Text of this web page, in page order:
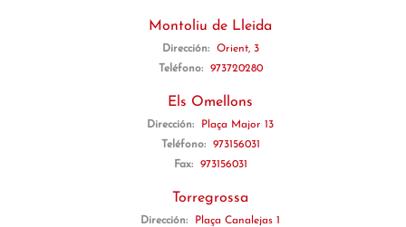
Montoliu de Lleida
Dirección:
Orient, 3
Teléfono:
973720280
Els Omellons
Dirección:
Plaça Major 13
Teléfono:
973156031
Fax:
973156031
Torregrossa
Dirección:
Plaça Canalejas 1